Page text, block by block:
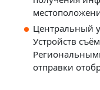
Центральный
Устройств
отправки